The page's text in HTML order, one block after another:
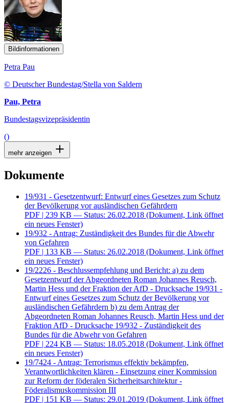
Bildinformationen
Petra Pau
© Deutscher Bundestag/Stella von Saldern
Pau, Petra
Bundestagsvizepräsidentin
()
mehr anzeigen
Dokumente
19/931 - Gesetzentwurf: Entwurf eines Gesetzes zum Schutz
der Bevölkerung vor ausländischen Gefährdern
PDF | 239 KB — Status: 26.02.2018 (Dokument, Link öffnet
ein neues Fenster)
19/932 - Antrag: Zuständigkeit des Bundes für die Abwehr
von Gefahren
PDF | 133 KB — Status: 26.02.2018 (Dokument, Link öffnet
ein neues Fenster)
19/2226 - Beschlussempfehlung und Bericht: a) zu dem
Gesetzentwurf der Abgeordneten Roman Johannes Reusch,
Martin Hess und der Fraktion der AfD - Drucksache 19/931 -
Entwurf eines Gesetzes zum Schutz der Bevölkerung vor
ausländischen Gefährdern b) zu dem Antrag der
Abgeordneten Roman Johannes Reusch, Martin Hess und der
Fraktion AfD - Drucksache 19/932 - Zuständigkeit des
Bundes für die Abwehr von Gefahren
PDF | 224 KB — Status: 18.05.2018 (Dokument, Link öffnet
ein neues Fenster)
19/7424 - Antrag: Terrorismus effektiv bekämpfen,
Verantwortlichkeiten klären - Einsetzung einer Kommission
zur Reform der föderalen Sicherheitsarchitektur -
Föderalismuskommission III
PDF | 151 KB — Status: 29.01.2019 (Dokument, Link öffnet